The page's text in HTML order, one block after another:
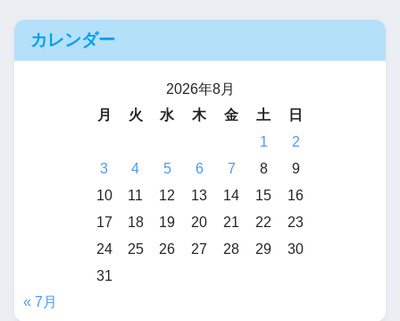
カレンダー
2026年8月
月
火 水 木 金 土
日
1
2
3
4 5 6 7 8
9
10
11 12 13 14 15
16
17
18 19 20 21 22
23
24
25 26 27 28 29
30
31
« 7月